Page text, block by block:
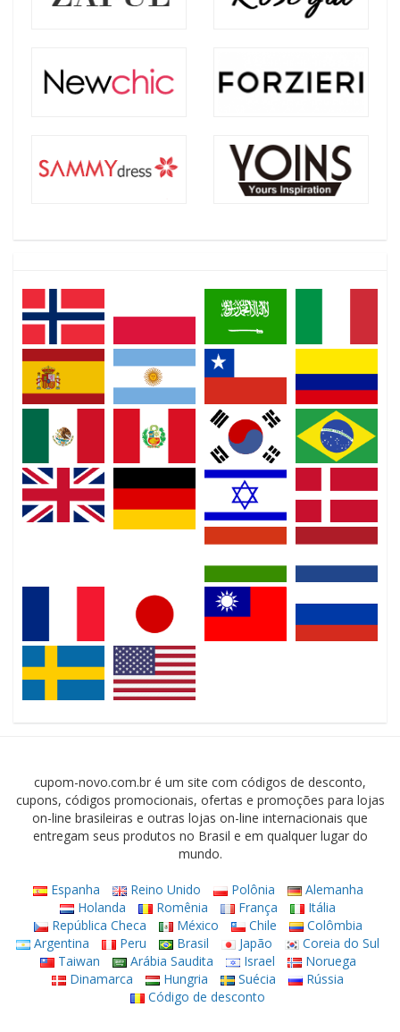
cupom-novo.com.br é um site com códigos de desconto,
cupons, códigos promocionais, ofertas e promoções para lojas
on-line brasileiras e outras lojas on-line internacionais que
entregam seus produtos no Brasil e em qualquer lugar do
mundo.
Espanha Reino Unido Polônia
Alemanha
Holanda
Romênia França
Itália
República Checa
México Chile
Colômbia
Argentina
Peru Brasil Japão
Coreia do Sul
Taiwan
Arábia Saudita Israel
Noruega
Dinamarca
Hungria Suécia
Rússia
Código de desconto